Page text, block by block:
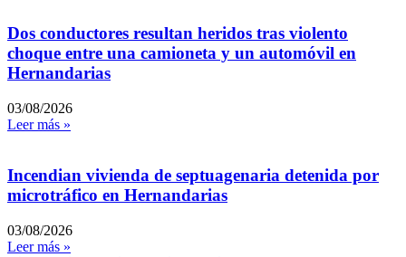
Dos conductores resultan heridos tras violento
choque entre una camioneta y un automóvil en
Hernandarias
03/08/2026
Leer más »
Incendian vivienda de septuagenaria detenida por
microtráfico en Hernandarias
03/08/2026
Leer más »